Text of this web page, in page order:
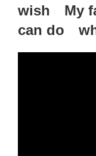
wish My
can do